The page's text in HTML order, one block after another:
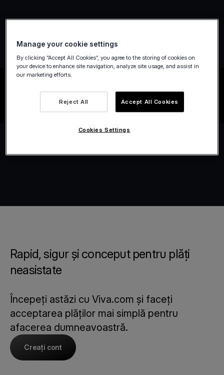
Rapid, sigur și conceput pentru plăți
neasistate
Începeți astăzi cu Viva.com și faceți
acceptarea plăților mai simplă pentru
afacerea dumneavoastră.
Creați cont
Manage your cookie settings
By clicking “Accept All Cookies”, you agree to the storing of cookies on
your device to enhance site navigation, analyze site usage, and assist in
our marketing efforts.
Reject All Accept All Cookies
Cookies Settings